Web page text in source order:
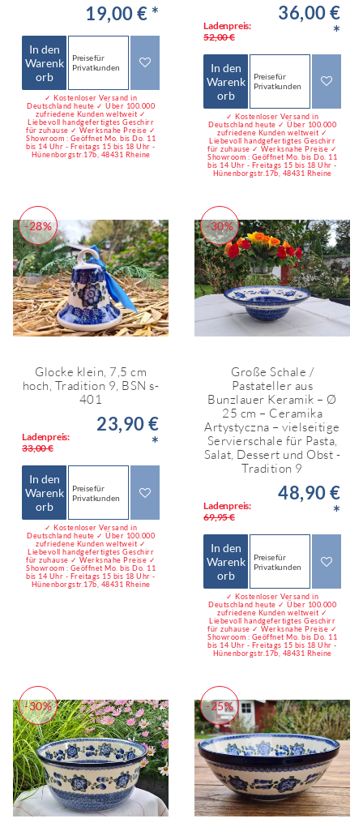
19,00 € *
In den
Warenk
orb
Preise für
Privatkunden
✓ Kostenloser Versand in
Deutschland heute ✓ Über 100.000
zufriedene Kunden weltweit ✓
Liebevoll handgefertigtes Geschirr
für zuhause ✓ Werksnahe Preise ✓
Showroom : Geöffnet Mo. bis Do. 11
bis 14 Uhr - Freitags 15 bis 18 Uhr -
Hünenborgstr.17b, 48431 Rheine
Ladenpreis:
52,00 €
36,00 €
*
In den
Warenk
orb
Preise für
Privatkunden
✓ Kostenloser Versand in
Deutschland heute ✓ Über 100.000
zufriedene Kunden weltweit ✓
Liebevoll handgefertigtes Geschirr
für zuhause ✓ Werksnahe Preise ✓
Showroom : Geöffnet Mo. bis Do. 11
bis 14 Uhr - Freitags 15 bis 18 Uhr -
Hünenborgstr.17b, 48431 Rheine
-28%
Glocke klein, 7,5 cm
hoch, Tradition 9, BSN s-
401
Ladenpreis:
33,00 €
23,90 €
*
In den
Warenk
orb
Preise für
Privatkunden
✓ Kostenloser Versand in
Deutschland heute ✓ Über 100.000
zufriedene Kunden weltweit ✓
Liebevoll handgefertigtes Geschirr
für zuhause ✓ Werksnahe Preise ✓
Showroom : Geöffnet Mo. bis Do. 11
bis 14 Uhr - Freitags 15 bis 18 Uhr -
Hünenborgstr.17b, 48431 Rheine
-30%
Große Schale /
Pastateller aus
Bunzlauer Keramik – Ø
25 cm – Ceramika
Artystyczna – vielseitige
Servierschale für Pasta,
Salat, Dessert und Obst -
Tradition 9
Ladenpreis:
69,95 €
48,90 €
*
In den
Warenk
orb
Preise für
Privatkunden
✓ Kostenloser Versand in
Deutschland heute ✓ Über 100.000
zufriedene Kunden weltweit ✓
Liebevoll handgefertigtes Geschirr
für zuhause ✓ Werksnahe Preise ✓
Showroom : Geöffnet Mo. bis Do. 11
bis 14 Uhr - Freitags 15 bis 18 Uhr -
Hünenborgstr.17b, 48431 Rheine
-30% -25%